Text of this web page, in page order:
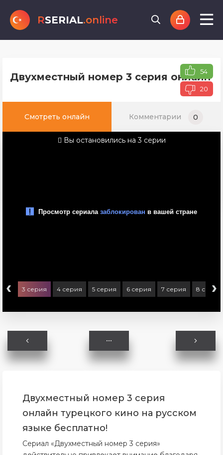
RSERIAL.online
Двухместный номер 3 серия онлайн
54
20
Смотреть онлайн Комментарии 0
Вы остановились на 3 серии
‹ 3 серия 4 серия 5 серия 6 серия 7 серия 8 серия
›
Двухместный номер 3 серия
онлайн турецкого кино на русском
языке бесплатно!
Сериал «Двухместный номер 3 серия»